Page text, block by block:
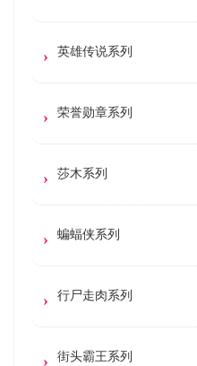
英雄传说系列
荣誉勋章系列
莎木系列
蝙蝠侠系列
行尸走肉系列
街头霸王系列